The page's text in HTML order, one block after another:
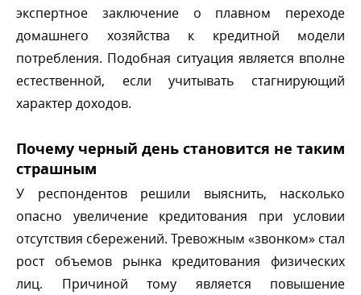
экспертное заключение о плавном переходе
домашнего хозяйства к кредитной модели
потребления. Подобная ситуация является вполне
естественной, если учитывать стагнирующий
характер доходов.
Почему черный день становится не таким
страшным
У респондентов решили выяснить, насколько
опасно увеличение кредитования при условии
отсутствия сбережений. Тревожным «звонком» стал
рост объемов рынка кредитования физических
лиц. Причиной тому является повышение